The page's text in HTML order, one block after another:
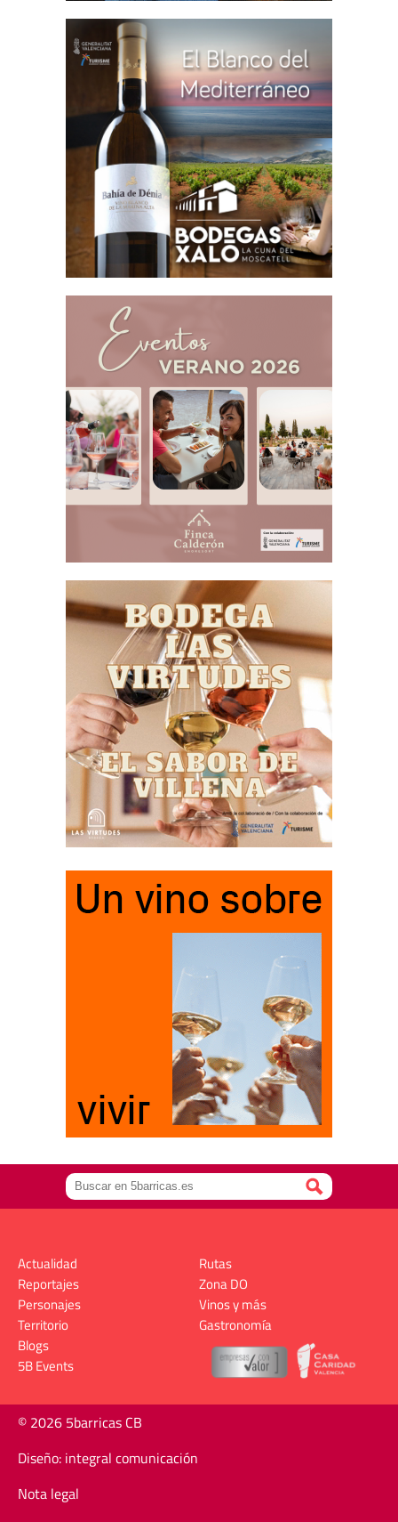
Actualidad
Reportajes
Personajes
Territorio
Rutas
Zona DO
Vinos y más
Gastronomía
Blogs
5B Events
© 2026 5barricas CB
Diseño: integral comunicación
Nota legal